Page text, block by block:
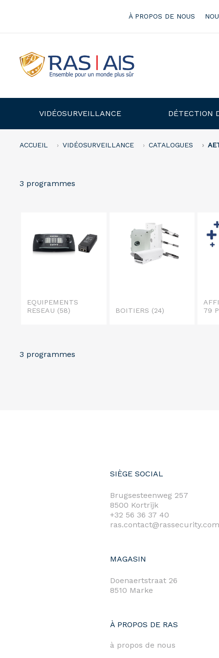
À PROPOS DE NOUS
VIDÉOSURVEILLANCE DÉTECTION
ACCUEIL VIDÉOSURVEILLANCE CATALOGUES
3 programmes
EQUIPEMENTS
RESEAU (58) BOITIERS (24)
79
3 programmes
SIÈGE SOCIAL
Brugsesteenweg 257
8500 Kortrijk
+32 56 36 37 40
ras.contact@rassecurity.com
MAGASIN
Doenaertstraat 26
8510 Marke
À PROPOS DE RAS
à propos de nous